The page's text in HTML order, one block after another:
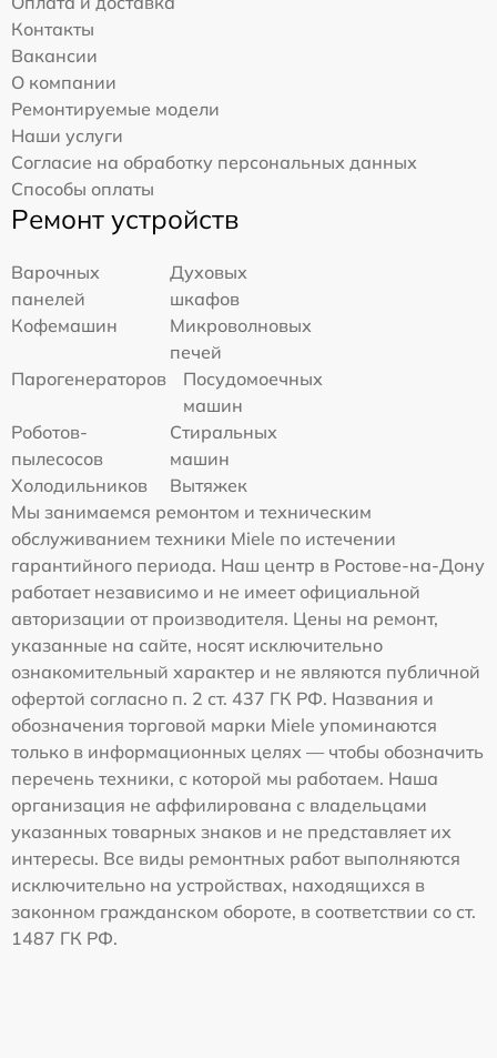
Контакты
Вакансии
О компании
Ремонтируемые модели
Наши услуги
Согласие на обработку персональных данных
Способы оплаты
Ремонт устройств
Варочных
панелей
Духовых
шкафов
Кофемашин
Микроволновых
печей
Парогенераторов
Посудомоечных
машин
Роботов-
пылесосов
Стиральных
машин
Холодильников
Вытяжек
Мы занимаемся ремонтом и техническим
обслуживанием техники Miele по истечении
гарантийного периода. Наш центр в Ростове-на-Дону
работает независимо и не имеет официальной
авторизации от производителя. Цены на ремонт,
указанные на сайте, носят исключительно
ознакомительный характер и не являются публичной
офертой согласно п. 2 ст. 437 ГК РФ. Названия и
обозначения торговой марки Miele упоминаются
только в информационных целях — чтобы обозначить
перечень техники, с которой мы работаем. Наша
организация не аффилирована с владельцами
указанных товарных знаков и не представляет их
интересы. Все виды ремонтных работ выполняются
исключительно на устройствах, находящихся в
законном гражданском обороте, в соответствии со ст.
1487 ГК РФ.